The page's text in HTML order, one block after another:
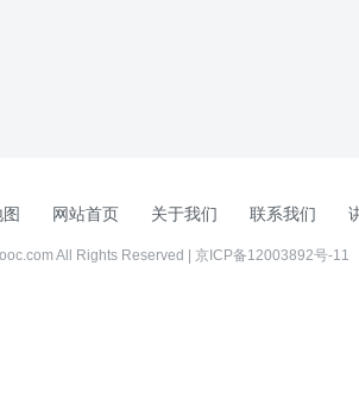
网站首页 关于我们 联系我们
All Rights Reserved | 京ICP备12003892号-11